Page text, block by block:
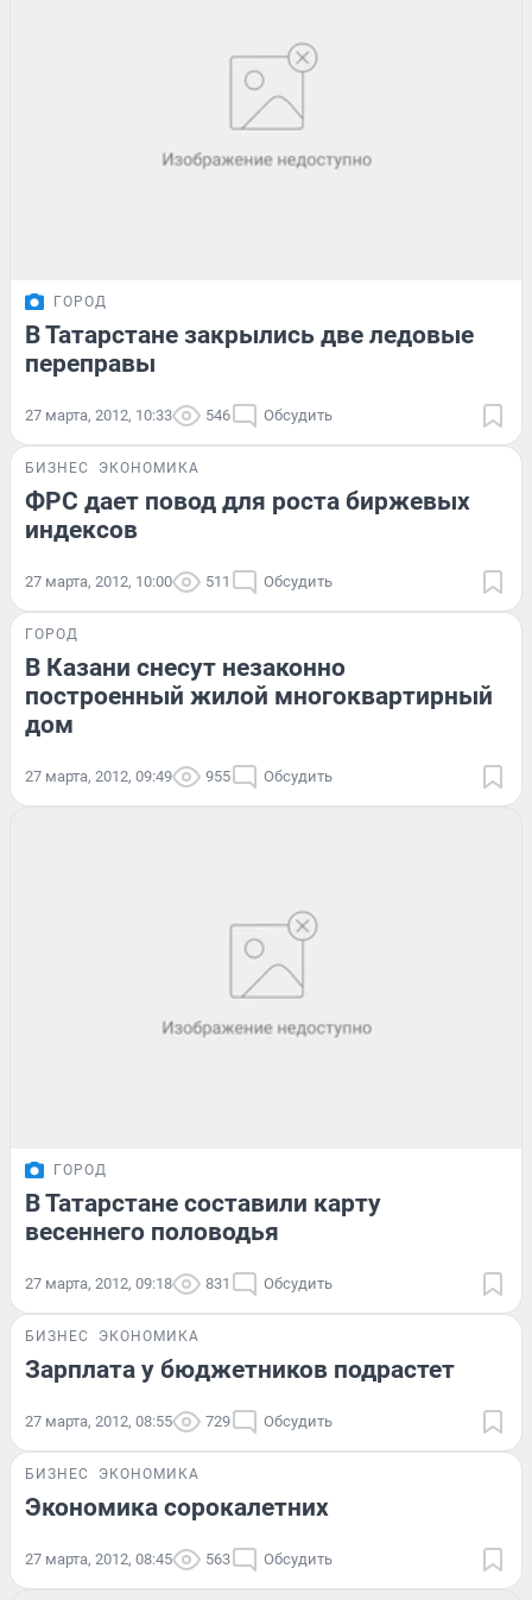
ГОРОД
В Татарстане закрылись две ледовые
переправы
27 марта, 2012, 10:33 546 Обсудить
БИЗНЕС ЭКОНОМИКА
ФРС дает повод для роста биржевых
индексов
27 марта, 2012, 10:00 511 Обсудить
ГОРОД
В Казани снесут незаконно
построенный жилой многоквартирный
дом
27 марта, 2012, 09:49 955 Обсудить
ГОРОД
В Татарстане составили карту
весеннего половодья
27 марта, 2012, 09:18 831 Обсудить
БИЗНЕС ЭКОНОМИКА
Зарплата у бюджетников подрастет
27 марта, 2012, 08:55 729 Обсудить
БИЗНЕС ЭКОНОМИКА
Экономика сорокалетних
27 марта, 2012, 08:45 563 Обсудить